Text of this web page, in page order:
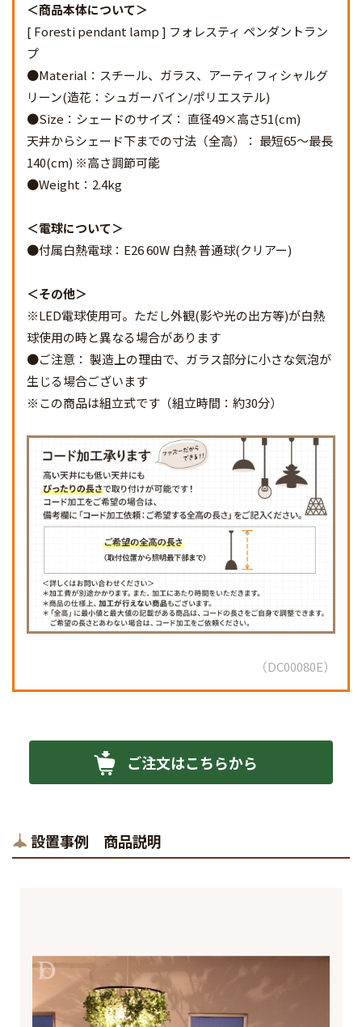
商品本体について
[ Foresti pendant lamp ] フォレスティ ペンダントラン
プ
●Material：スチール、ガラス、アーティフィシャルグ
リーン(造花：シュガーバイン/ポリエステル)
●Size：シェードのサイズ： 直径49×高さ51(cm)
天井からシェード下までの寸法（全高）： 最短65～最長
140(cm) ※高さ調節可能
●Weight：2.4kg
電球について
●付属白熱電球：E26 60W 白熱 普通球(クリアー)
その他
※LED電球使用可。ただし外観(影や光の出方等)が白熱
球使用の時と異なる場合があります
●ご注意： 製造上の理由で、ガラス部分に小さな気泡が
生じる場合ございます
※この商品は組立式です（組立時間：約30分）
DC00080E
ご注文はこちらから
設置事例 商品説明